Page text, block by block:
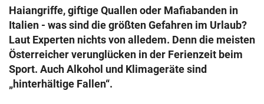
search
eingeben
© Krone Multimedia GmbH & Co KG 2026
Muthgasse 2, 1190 Wien
Haiangriffe, giftige Quallen oder Mafiabanden in
Italien - was sind die größten Gefahren im Urlaub?
Laut Experten nichts von alledem. Denn die meisten
Österreicher verunglücken in der Ferienzeit beim
Sport. Auch Alkohol und Klimageräte sind
„hinterhältige Fallen“.